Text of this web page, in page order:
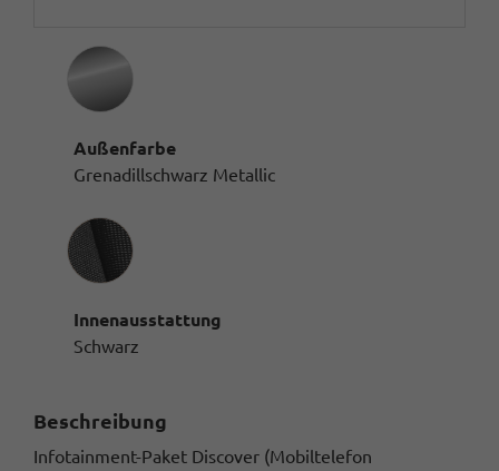
Außenfarbe
Grenadillschwarz Metallic
Innenausstattung
Innenausstattung
Schwarz
Beschreibung
Infotainment-Paket Discover (Mobiltelefon